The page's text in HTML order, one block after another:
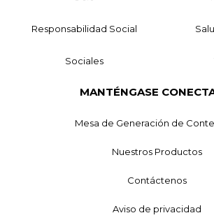
Responsabilidad Social
Sociales
MANTÉNGASE
Mesa de Generación de
Nuestros Productos
Contáctenos
Aviso de privacidad